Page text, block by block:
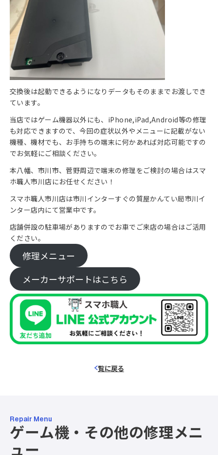
交換後は起動できるようになりデータもそのままでお渡しでき
ています。
当店ではゲーム機器以外にも、iPhone,iPad,Android等の修理
も対応できますので、今回の症状以外やメニューに記載がない
機種、機材でも、お手持ちの端末に何かあれば対応可能ですの
でお気軽にご相談ください。
本八幡、市川市、菅野周辺で端末の修理をご検討の場合はスマ
ホ職人市川店にお任せください！
スマホ職人市川店は市川インターすぐの質屋かんてい局市川イ
ンター店内にて営業中です。
店舗併設の駐車場がありますのでお車でご来店の場合はご活用
ください。
修理メニュー
メーカーサポートはこちら
覧に戻る
Repair Menu
ゲーム機・その他の修理メニ
ュー